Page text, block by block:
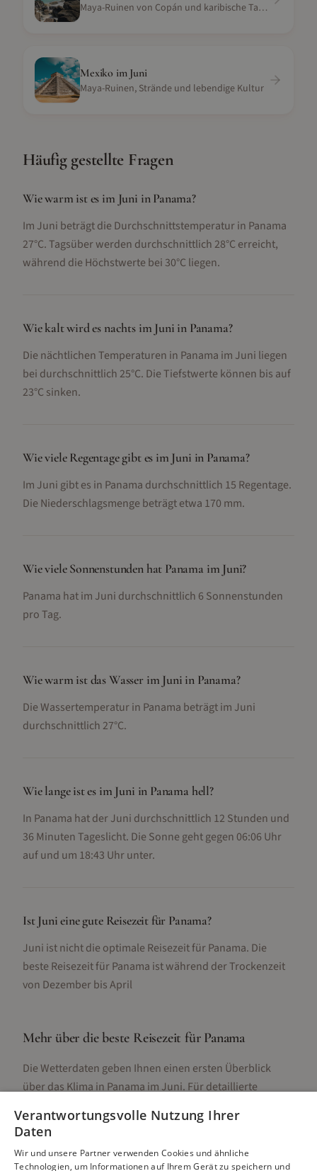
Maya-Ruinen von Copán und karibische Tauchparadiese
Mexiko im Juni
Maya-Ruinen, Strände und lebendige Kultur
Häufig gestellte Fragen
Wie warm ist es im Juni in Panama?
Im Juni beträgt die Durchschnittstemperatur in Panama
27°C. Tagsüber werden durchschnittlich 28°C erreicht,
während die Höchstwerte bei 30°C liegen.
Wie kalt wird es nachts im Juni in Panama?
Die nächtlichen Temperaturen in Panama im Juni liegen
bei durchschnittlich 25°C. Die Tiefstwerte können bis auf
23°C sinken.
Wie viele Regentage gibt es im Juni in Panama?
Im Juni gibt es in Panama durchschnittlich 15 Regentage.
Die Niederschlagsmenge beträgt etwa 170 mm.
Wie viele Sonnenstunden hat Panama im Juni?
Panama hat im Juni durchschnittlich 6 Sonnenstunden
pro Tag.
Wie warm ist das Wasser im Juni in Panama?
Die Wassertemperatur in Panama beträgt im Juni
durchschnittlich 27°C.
Wie lange ist es im Juni in Panama hell?
In Panama hat der Juni durchschnittlich 12 Stunden und
36 Minuten Tageslicht. Die Sonne geht gegen 06:06 Uhr
auf und um 18:43 Uhr unter.
Ist Juni eine gute Reisezeit für Panama?
Juni ist nicht die optimale Reisezeit für Panama. Die
beste Reisezeit für Panama ist während der Trockenzeit
von Dezember bis April
Mehr über die beste Reisezeit für Panama
Die Wetterdaten geben Ihnen einen ersten Überblick
über das Klima in Panama im Juni. Für detaillierte
Unterschieden, Aktivitäten und Reisetipps besuchen Sie
Verantwortungsvolle Nutzung Ihrer
Daten
Wir und unsere Partner verwenden Cookies und ähnliche
Technologien, um Informationen auf Ihrem Gerät zu speichern und